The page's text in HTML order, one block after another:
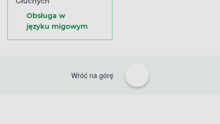
Obsługa w
języku migowym
Wróć na górę